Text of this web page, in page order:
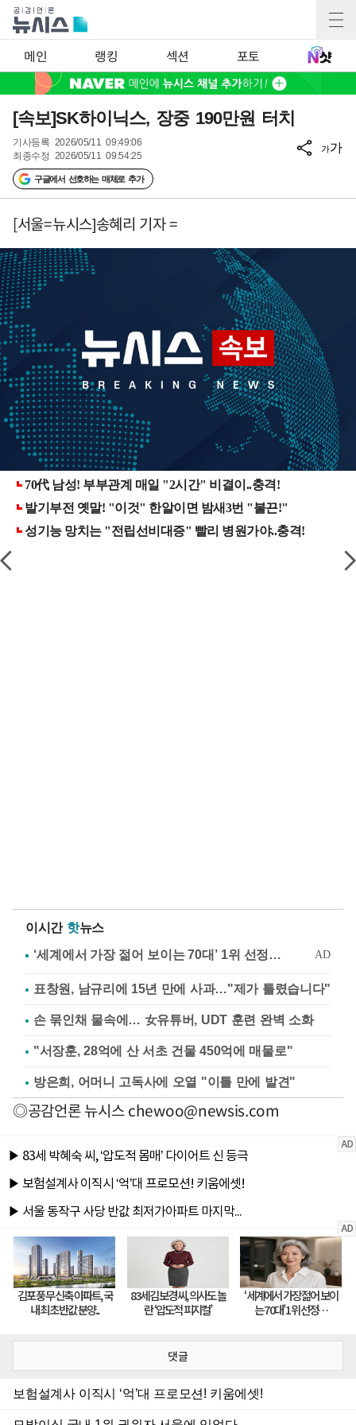
메인 랭킹 섹션 포토
[속보]SK하이닉스, 장중 190만원 터치
기사등록 2026/05/11 09:49:06
최종수정 2026/05/11 09:54:25
구글에서 선호하는 매체로 추가
가가
[서울=뉴시스]송혜리 기자 =
이시간 핫뉴스
표창원, 남규리에 15년 만에 사과…"제가 틀렸습니다"
손 묶인채 물속에… 女유튜버, UDT 훈련 완벽 소화
"서장훈, 28억에 산 서초 건물 450억에 매물로"
방은희, 어머니 고독사에 오열 "이틀 만에 발견"
◎공감언론 뉴시스chewoo@newsis.com
댓글